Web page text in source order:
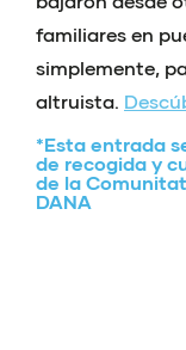
familiares en
simplemente,
altruista.
*Esta entrada
de recogida y
de la
DANA